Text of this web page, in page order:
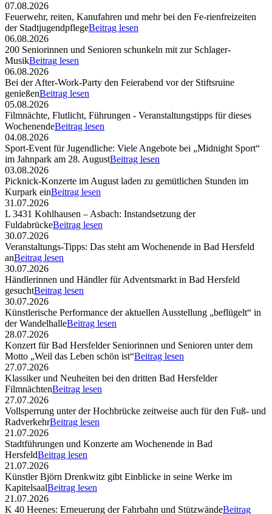
07.08.2026
Feuerwehr, reiten, Kanufahren und mehr bei den Fe-rienfreizeiten
der StadtjugendpflegeBeitrag lesen
06.08.2026
200 Seniorinnen und Senioren schunkeln mit zur Schlager-
MusikBeitrag lesen
06.08.2026
Bei der After-Work-Party den Feierabend vor der Stiftsruine
genießenBeitrag lesen
05.08.2026
Filmnächte, Flutlicht, Führungen - Veranstaltungstipps für dieses
WochenendeBeitrag lesen
04.08.2026
Sport-Event für Jugendliche: Viele Angebote bei „Midnight Sport“
im Jahnpark am 28. AugustBeitrag lesen
03.08.2026
Picknick-Konzerte im August laden zu gemütlichen Stunden im
Kurpark einBeitrag lesen
31.07.2026
L 3431 Kohlhausen – Asbach: Instandsetzung der
FuldabrückeBeitrag lesen
30.07.2026
Veranstaltungs-Tipps: Das steht am Wochenende in Bad Hersfeld
anBeitrag lesen
30.07.2026
Händlerinnen und Händler für Adventsmarkt in Bad Hersfeld
gesuchtBeitrag lesen
30.07.2026
Künstlerische Performance der aktuellen Ausstellung „beflügelt“ in
der WandelhalleBeitrag lesen
28.07.2026
Konzert für Bad Hersfelder Seniorinnen und Senioren unter dem
Motto „Weil das Leben schön ist“Beitrag lesen
27.07.2026
Klassiker und Neuheiten bei den dritten Bad Hersfelder
FilmnächtenBeitrag lesen
27.07.2026
Vollsperrung unter der Hochbrücke zeitweise auch für den Fuß- und
RadverkehrBeitrag lesen
21.07.2026
Stadtführungen und Konzerte am Wochenende in Bad
HersfeldBeitrag lesen
21.07.2026
Künstler Björn Drenkwitz gibt Einblicke in seine Werke im
KapitelsaalBeitrag lesen
21.07.2026
K 40 Heenes: Erneuerung der Fahrbahn und StützwändeBeitrag